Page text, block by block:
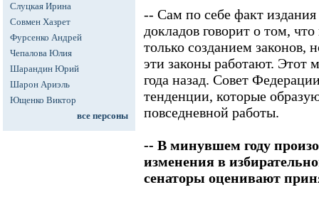
Слуцкая Ирина
Совмен Хазрет
Фурсенко Андрей
Чепалова Юлия
Шарандин Юрий
Шарон Ариэль
Ющенко Виктор
все персоны
-- Сам по себе факт
докладов говорит о том,
только созданием законов,
эти законы работают. Этот
года назад. Совет
тенденции, которые
повседневной работы.
-- В минувшем году
изменения в
сенаторы оценивают